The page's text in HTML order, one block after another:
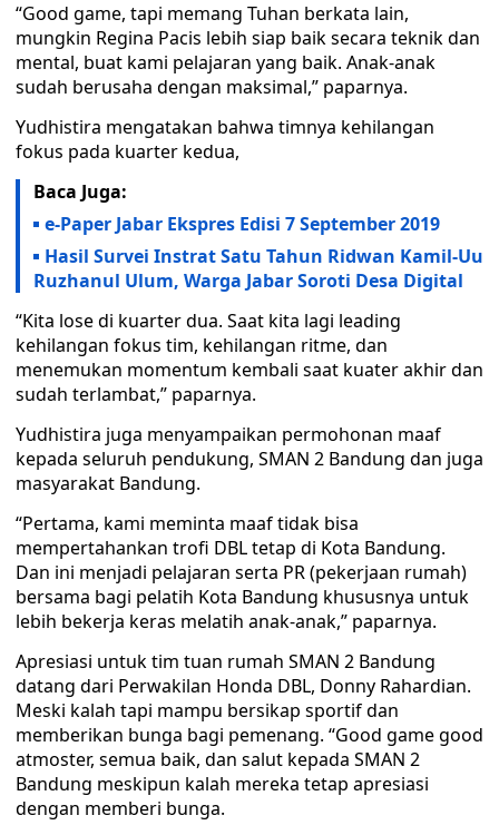
“Good game, tapi memang Tuhan berkata lain,
mungkin Regina Pacis lebih siap baik secara teknik dan
mental, buat kami pelajaran yang baik. Anak-anak
sudah berusaha dengan maksimal,” paparnya.
Yudhistira mengatakan bahwa timnya kehilangan
fokus pada kuarter kedua,
Baca Juga:
e-Paper Jabar Ekspres Edisi 7 September 2019
Hasil Survei Instrat Satu Tahun Ridwan Kamil-Uu
Ruzhanul Ulum, Warga Jabar Soroti Desa Digital
“Kita lose di kuarter dua. Saat kita lagi leading
kehilangan fokus tim, kehilangan ritme, dan
menemukan momentum kembali saat kuater akhir dan
sudah terlambat,” paparnya.
Yudhistira juga menyampaikan permohonan maaf
kepada seluruh pendukung, SMAN 2 Bandung dan juga
masyarakat Bandung.
“Pertama, kami meminta maaf tidak bisa
mempertahankan trofi DBL tetap di Kota Bandung.
Dan ini menjadi pelajaran serta PR (pekerjaan rumah)
bersama bagi pelatih Kota Bandung khususnya untuk
lebih bekerja keras melatih anak-anak,” paparnya.
Apresiasi untuk tim tuan rumah SMAN 2 Bandung
datang dari Perwakilan Honda DBL, Donny Rahardian.
Meski kalah tapi mampu bersikap sportif dan
memberikan bunga bagi pemenang. “Good game good
atmoster, semua baik, dan salut kepada SMAN 2
Bandung meskipun kalah mereka tetap apresiasi
dengan memberi bunga.